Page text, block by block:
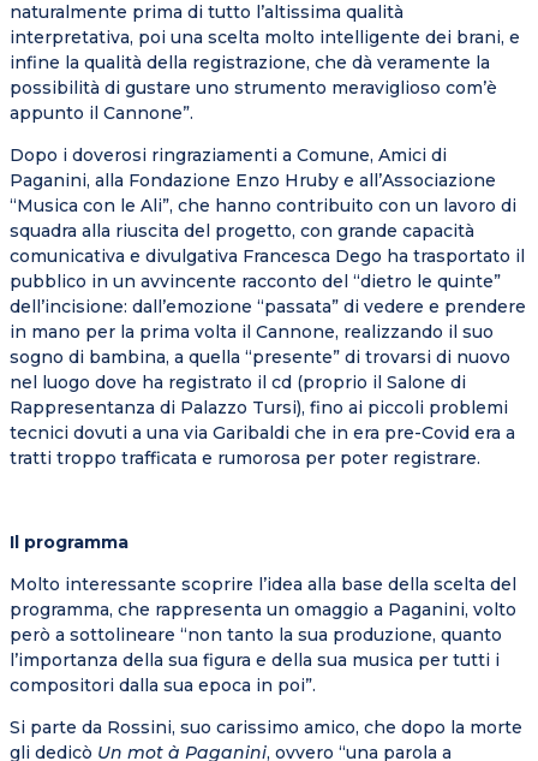
naturalmente prima di tutto l’altissima qualità
interpretativa, poi una scelta molto intelligente dei brani, e
infine la qualità della registrazione, che dà veramente la
possibilità di gustare uno strumento meraviglioso com’è
appunto il Cannone”.
Dopo i doverosi ringraziamenti a Comune, Amici di
Paganini, alla Fondazione Enzo Hruby e all’Associazione
“Musica con le Ali”, che hanno contribuito con un lavoro di
squadra alla riuscita del progetto, con grande capacità
comunicativa e divulgativa Francesca Dego ha trasportato il
pubblico in un avvincente racconto del “dietro le quinte”
dell’incisione: dall’emozione “passata” di vedere e prendere
in mano per la prima volta il Cannone, realizzando il suo
sogno di bambina, a quella “presente” di trovarsi di nuovo
nel luogo dove ha registrato il cd (proprio il Salone di
Rappresentanza di Palazzo Tursi), fino ai piccoli problemi
tecnici dovuti a una via Garibaldi che in era pre-Covid era a
tratti troppo trafficata e rumorosa per poter registrare.
Il programma
Molto interessante scoprire l’idea alla base della scelta del
programma, che rappresenta un omaggio a Paganini, volto
però a sottolineare “non tanto la sua produzione, quanto
l’importanza della sua figura e della sua musica per tutti i
compositori dalla sua epoca in poi”.
Si parte da Rossini, suo carissimo amico, che dopo la morte
gli dedicò Un mot à Paganini, ovvero “una parola a